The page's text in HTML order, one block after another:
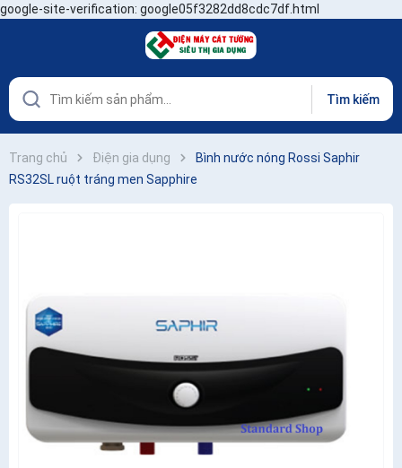
google-site-verification: google05f3282dd8cdc7df.html
Tìm kiếm
Trang chủ Điện gia dụng
Bình nước nóng Rossi Saphir
RS32SL ruột tráng men Sapphire